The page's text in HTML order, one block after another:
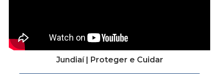
Jundiaí | Proteger e Cuidar